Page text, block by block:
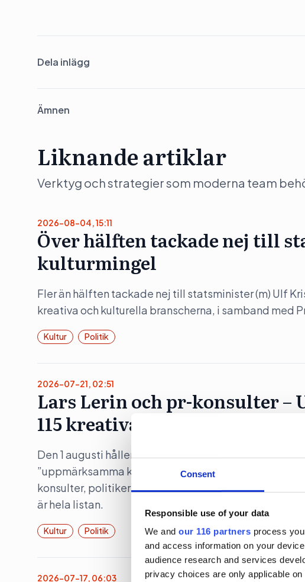
Consent
Responsible use of your data
We and our 116 partners process
and access information on your
audience research and services
privacy choices are only applicable
Dela inlägg
Ämnen
Liknande artiklar
Verktyg och strategier som moderna team
2026-08-04, 15:11
Över hälften tackade nej till
kulturmingel
Fler än hälften tackade nej till statsminister (m) Ulf
kreativa och kulturella branscherna, i samband med
Kultur Politik
2026-07-21, 02:51
Lars Lerin och pr-konsulter –
115 kreativa till Sagerska
Den 1 augusti håller statsminister Ulf Kristersson
”uppmärksamma kulturella och kreativ branscher” i
konsulter, politiker och influerare, men även
är hela listan.
Kultur Politik
2026-07-17, 06:03